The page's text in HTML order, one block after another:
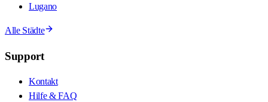
Lugano
Alle Städte
Support
Kontakt
Hilfe & FAQ